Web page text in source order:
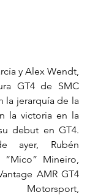
y Alex Wendt,
GT4 de SMC
la jerarquía de la
la victoria en la
debut en GT4.
ayer, Rubén
“Mico” Mineiro,
AMR GT4